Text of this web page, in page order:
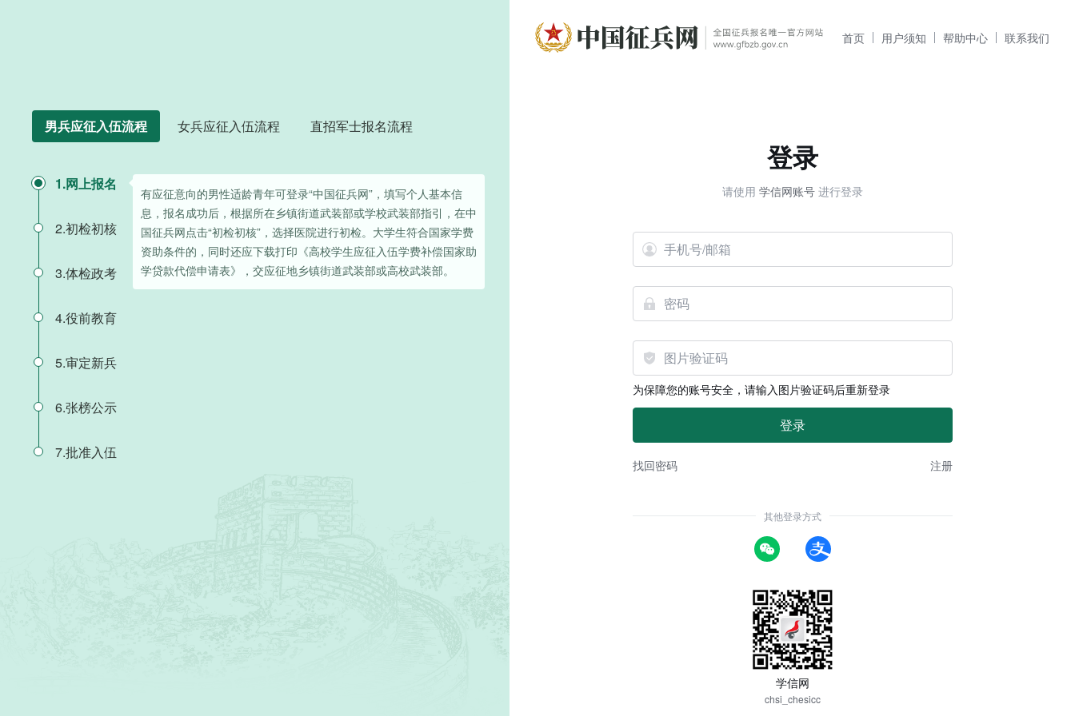
男兵应征入伍流程 女兵应征入伍流程 直招军士报名流程
1.网上报名
有应征意向的男性适龄青年可登录“中国征兵网”，填写个人基本信
息，报名成功后，根据所在乡镇街道武装部或学校武装部指引，在中
国征兵网点击“初检初核”，选择医院进行初检。大学生符合国家学费
资助条件的，同时还应下载打印《高校学生应征入伍学费补偿国家助
学贷款代偿申请表》，交应征地乡镇街道武装部或高校武装部。
2.初检初核
3.体检政考
4.役前教育
5.审定新兵
6.张榜公示
7.批准入伍
首页 用户须知 帮助中心 联系我们
登录
请使用 学信网账号进行登录
为保障您的账号安全，请输入图片验证码后重新登录
找回密码 注册
其他登录方式
学信网
chsi_chesicc